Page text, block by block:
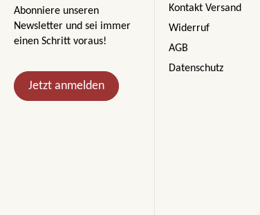
Abonniere unseren
Newsletter und sei immer
einen Schritt voraus!
Jetzt anmelden
Kontakt Versand
Widerruf
AGB
Datenschutz